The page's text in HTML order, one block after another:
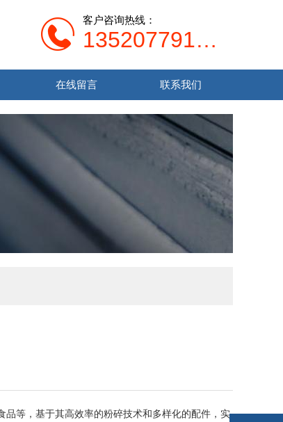
客户咨询热线：
13520779138
在线留言 联系我们
等，基于其高效率的粉碎技术和多样化的配件，实